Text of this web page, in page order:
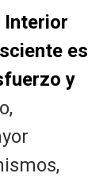
Interior
es
y